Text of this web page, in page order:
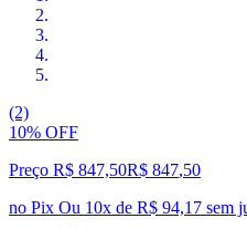
(2)
10% OFF
Preço R$ 847,50R$ 847,50
no Pix Ou 10x de R$ 94,17 sem